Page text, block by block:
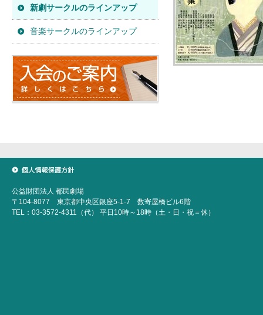
新劇サークルのラインアップ
音楽サークルのラインアップ
公益財団法人 都民劇場
〒104-8077 東京都中央区銀座5-1-7 数寄屋橋ビル6階
TEL：03-3572-4311（代） 平日10時～18時（土・日・祝＝休）